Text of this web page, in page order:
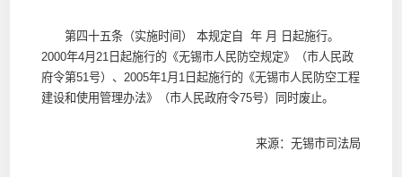
第四十五条（实施时间） 本规定自 年 月 日起施行。
2000年4月21日起施行的《无锡市人民防空规定》（市人民政
府令第51号）、2005年1月1日起施行的《无锡市人民防空工程
建设和使用管理办法》（市人民政府令75号）同时废止。
来源：无锡市司法局